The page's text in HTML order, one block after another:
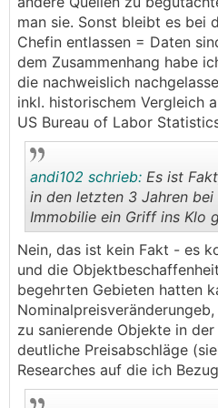
man sie. Sonst bleibt es bei
Chefin entlassen = Daten
dem Zusammenhang habe
die nachweislich
inkl. historischem Vergleich
US Bureau of Labor
.
andi102 schrieb: Es ist
in den letzten 3 Jahren
Immobilie ein Griff ins Klo
Nein, das ist kein Fakt - es
und die
begehrten Gebieten hatten
zu sanierende Objekte in
deutliche Preisabschläge
Researches auf die ich